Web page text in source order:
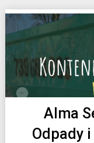
Alma
Odpady i